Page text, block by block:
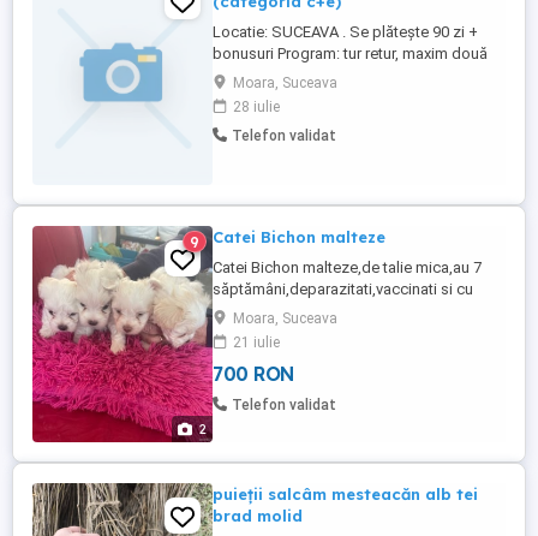
Locatie: SUCEAVA . Se plătește 90 zi +
bonusuri Program: tur retur, maxim două
săptămâni și jumătate plecat. Firma
noastră angajează șofer profesionist TIR
(categoria CE) pentru transport intern și
internațional. Căutăm persoane serioase,
Moara, Suceava
28 iulie
Telefon validat
2
9 Catei Bichon malteze
Catei Bichon malteze,de talie mica,au 7
săptămâni,deparazitati,vaccinati si cu
carnetMoara, Suceava
21 iulie
700 RON
Telefon validat
puieții salcâm mesteacăn alb tei
brad molid